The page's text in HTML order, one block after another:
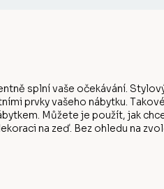
splní vaše očekávání.
prvky vašeho nábytku.
Můžete je použít, jak
na zeď. Bez ohledu na